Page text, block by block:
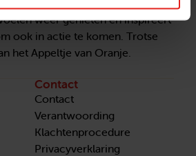
weer genieten en inspireert
ook in actie te komen. Trotse
het Appeltje van Oranje.
Contact
Contact
Verantwoording
Klachtenprocedure
Privacyverklaring